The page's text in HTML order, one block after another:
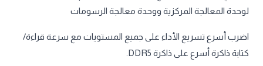
لوحدة المعالجة المركزية ووحدة معالجة الرسومات
اضرب أسرع تسريع الأداء على جميع المستويات مع سرعة قراءة/
كتابة ذاكرة أسرع على ذاكرة DDR5.